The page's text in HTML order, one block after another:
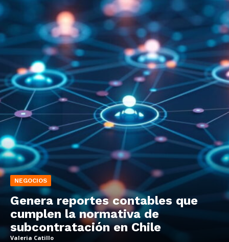
NEGOCIOS
Genera reportes contables que
cumplen la normativa de
subcontratación en Chile
Valeria Catillo